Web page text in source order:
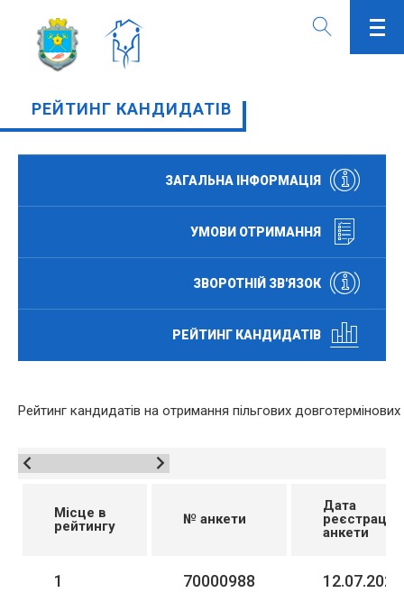
РЕЙТИНГ КАНДИДАТІВ
ЗАГАЛЬНА ІНФОРМАЦІЯ
УМОВИ ОТРИМАННЯ
ЗВОРОТНІЙ ЗВ'ЯЗОК
РЕЙТИНГ КАНДИДАТІВ
Рейтинг кандидатів на отримання пільгових
Місце в
рейтингу
№ анкети
Дата
реєстрації
анкети
1 70000988 12.07.2021